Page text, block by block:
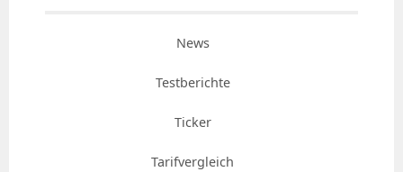
News
Testberichte
Ticker
Tarifvergleich